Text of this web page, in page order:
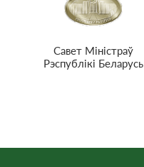
Савет Міністраў
Рэспублікі Беларусь